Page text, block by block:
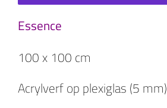
Essence
100 x 100 cm
Acrylverf op plexiglas (5 mm)